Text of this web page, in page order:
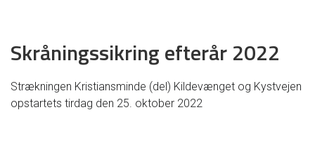
Skråningssikring efterår 2022
Strækningen Kristiansminde (del) Kildevænget og Kystvejen
opstartets tirdag den 25. oktober 2022